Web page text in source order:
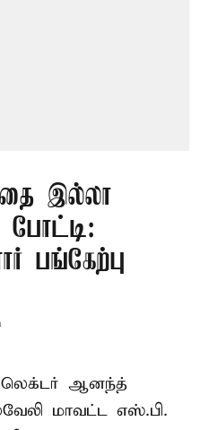
இல்லா
போட்டி:
பங்கேற்பு
ஆனந்த்
மாவட்ட எஸ்.பி.